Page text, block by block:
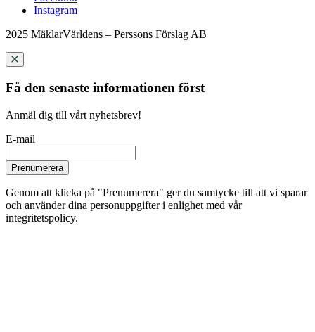
Instagram
2025 MäklarVärldens – Perssons Förslag AB
Få den senaste informationen först
Anmäl dig till vårt nyhetsbrev!
E-mail
Prenumerera
Genom att klicka på "Prenumerera" ger du samtycke till att vi sparar
och använder dina personuppgifter i enlighet med vår
integritetspolicy.